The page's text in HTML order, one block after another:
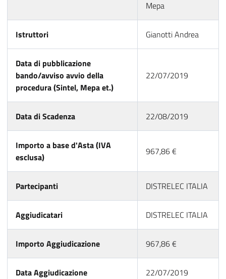
Mepa
Istruttori Gianotti Andrea
Data di pubblicazione
bando/avviso avvio della
procedura (Sintel, Mepa et.)
22/07/2019
Data di Scadenza 22/08/2019
Importo a base d'Asta (IVA
esclusa)
967,86 €
Partecipanti DISTRELEC ITALIA
Aggiudicatari DISTRELEC ITALIA
Importo Aggiudicazione 967,86 €
Data Aggiudicazione 22/07/2019